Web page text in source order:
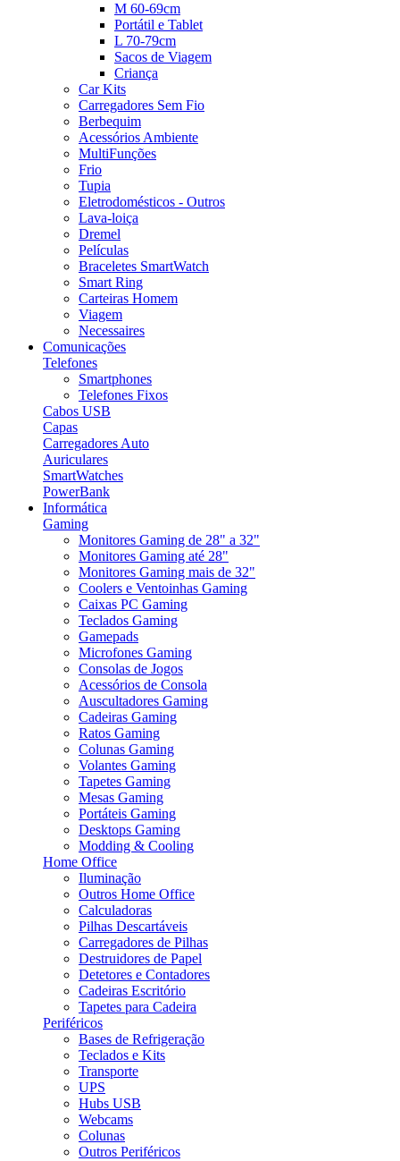
M 60-69cm
Portátil e Tablet
L 70-79cm
Sacos de Viagem
Criança
Car Kits
Carregadores Sem Fio
Berbequim
Acessórios Ambiente
MultiFunções
Frio
Tupia
Eletrodomésticos - Outros
Lava-loiça
Dremel
Películas
Braceletes SmartWatch
Smart Ring
Carteiras Homem
Viagem
Necessaires
Comunicações
Telefones
Smartphones
Telefones Fixos
Cabos USB
Capas
Carregadores Auto
Auriculares
SmartWatches
PowerBank
Informática
Gaming
Monitores Gaming de 28" a 32"
Monitores Gaming até 28"
Monitores Gaming mais de 32"
Coolers e Ventoinhas Gaming
Caixas PC Gaming
Teclados Gaming
Gamepads
Microfones Gaming
Consolas de Jogos
Acessórios de Consola
Auscultadores Gaming
Cadeiras Gaming
Ratos Gaming
Colunas Gaming
Volantes Gaming
Tapetes Gaming
Mesas Gaming
Portáteis Gaming
Desktops Gaming
Modding & Cooling
Home Office
Iluminação
Outros Home Office
Calculadoras
Pilhas Descartáveis
Carregadores de Pilhas
Destruidores de Papel
Detetores e Contadores
Cadeiras Escritório
Tapetes para Cadeira
Periféricos
Bases de Refrigeração
Teclados e Kits
Transporte
UPS
Hubs USB
Webcams
Colunas
Outros Periféricos